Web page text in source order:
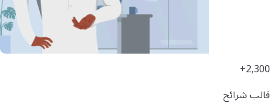
2,300+
قالب شرائح